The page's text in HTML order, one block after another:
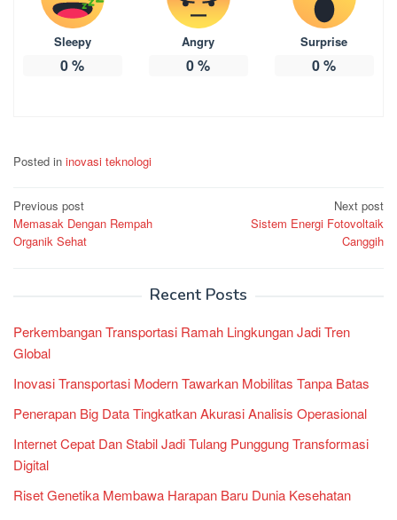
Sleepy
0%
Angry
0%
Surprise
0%
Posted in inovasi teknologi
Post
navigation
Previous post
Memasak Dengan Rempah
Organik Sehat
Next post
Sistem Energi Fotovoltaik
Canggih
Recent Posts
Perkembangan Transportasi Ramah Lingkungan Jadi Tren
Global
Inovasi Transportasi Modern Tawarkan Mobilitas Tanpa Batas
Penerapan Big Data Tingkatkan Akurasi Analisis Operasional
Internet Cepat Dan Stabil Jadi Tulang Punggung Transformasi
Digital
Riset Genetika Membawa Harapan Baru Dunia Kesehatan